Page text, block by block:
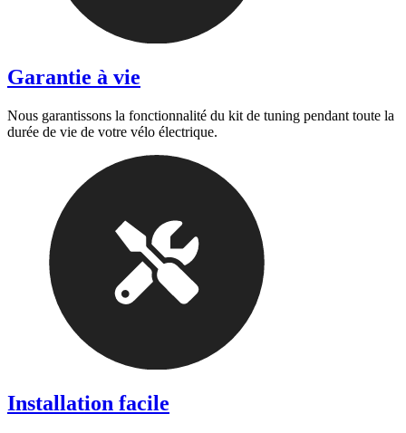
Garantie à vie
Nous garantissons la fonctionnalité du kit de tuning pendant toute la
durée de vie de votre vélo électrique.
Installation facile